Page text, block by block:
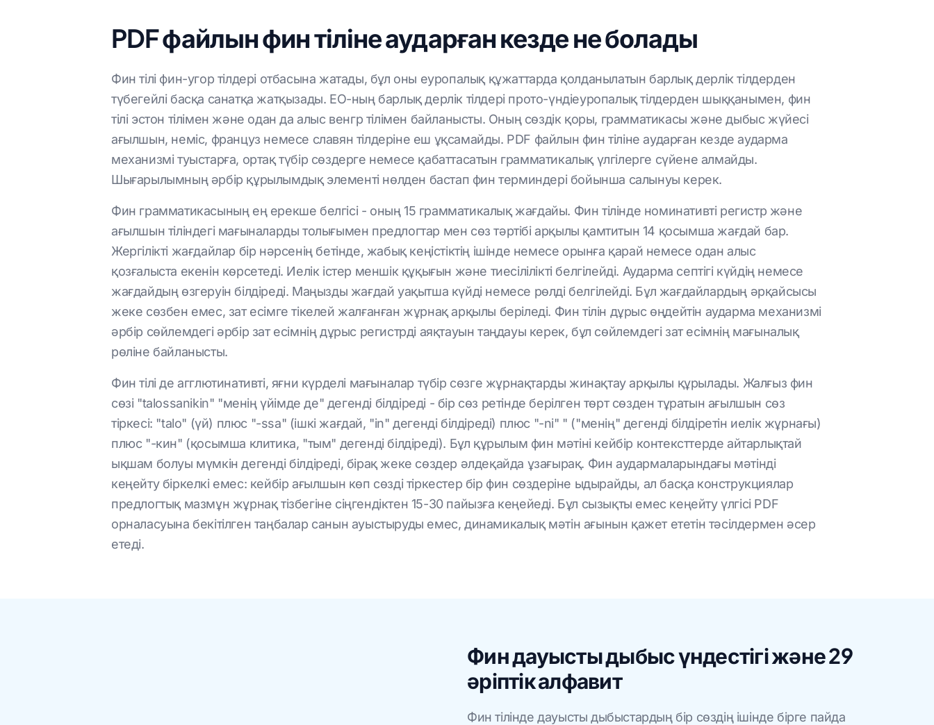
PDF файлын фин тіліне аударған кезде не болады
Фин тілі фин-угор тілдері отбасына жатады, бұл оны еуропалық құжаттарда қолданылатын барлық дерлік тілдерден
түбегейлі басқа санатқа жатқызады. ЕО-ның барлық дерлік тілдері прото-үндіеуропалық тілдерден шыққанымен, фин
тілі эстон тілімен және одан да алыс венгр тілімен байланысты. Оның сөздік қоры, грамматикасы және дыбыс жүйесі
ағылшын, неміс, француз немесе славян тілдеріне еш ұқсамайды. PDF файлын фин тіліне аударған кезде аударма
механизмі туыстарға, ортақ түбір сөздерге немесе қабаттасатын грамматикалық үлгілерге сүйене алмайды.
Шығарылымның әрбір құрылымдық элементі нөлден бастап фин терминдері бойынша салынуы керек.
Фин грамматикасының ең ерекше белгісі - оның 15 грамматикалық жағдайы. Фин тілінде номинативті регистр және
ағылшын тіліндегі мағыналарды толығымен предлогтар мен сөз тәртібі арқылы қамтитын 14 қосымша жағдай бар.
Жергілікті жағдайлар бір нәрсенің бетінде, жабық кеңістіктің ішінде немесе орынға қарай немесе одан алыс
қозғалыста екенін көрсетеді. Иелік істер меншік құқығын және тиесілілікті белгілейді. Аударма септігі күйдің немесе
жағдайдың өзгеруін білдіреді. Маңызды жағдай уақытша күйді немесе рөлді белгілейді. Бұл жағдайлардың әрқайсысы
жеке сөзбен емес, зат есімге тікелей жалғанған жұрнақ арқылы беріледі. Фин тілін дұрыс өңдейтін аударма механизмі
әрбір сөйлемдегі әрбір зат есімнің дұрыс регистрді аяқтауын таңдауы керек, бұл сөйлемдегі зат есімнің мағыналық
рөліне байланысты.
Фин тілі де агглютинативті, яғни күрделі мағыналар түбір сөзге жұрнақтарды жинақтау арқылы құрылады. Жалғыз фин
сөзі "talossanikin" "менің үйімде де" дегенді білдіреді - бір сөз ретінде берілген төрт сөзден тұратын ағылшын сөз
тіркесі: "talo" (үй) плюс "-ssa" (ішкі жағдай, "in" дегенді білдіреді) плюс "-ni" " ("менің" дегенді білдіретін иелік жұрнағы)
плюс "-кин" (қосымша клитика, "тым" дегенді білдіреді). Бұл құрылым фин мәтіні кейбір контексттерде айтарлықтай
ықшам болуы мүмкін дегенді білдіреді, бірақ жеке сөздер әлдеқайда ұзағырақ. Фин аудармаларындағы мәтінді
кеңейту біркелкі емес: кейбір ағылшын көп сөзді тіркестер бір фин сөздеріне ыдырайды, ал басқа конструкциялар
предлогтық мазмұн жұрнақ тізбегіне сіңгендіктен 15-30 пайызға кеңейеді. Бұл сызықты емес кеңейту үлгісі PDF
орналасуына бекітілген таңбалар санын ауыстыруды емес, динамикалық мәтін ағынын қажет ететін тәсілдермен әсер
етеді.
Фин дауысты дыбыс үндестігі және 29
әріптік алфавит
Фин тілінде дауысты дыбыстардың бір сөздің ішінде бірге пайда